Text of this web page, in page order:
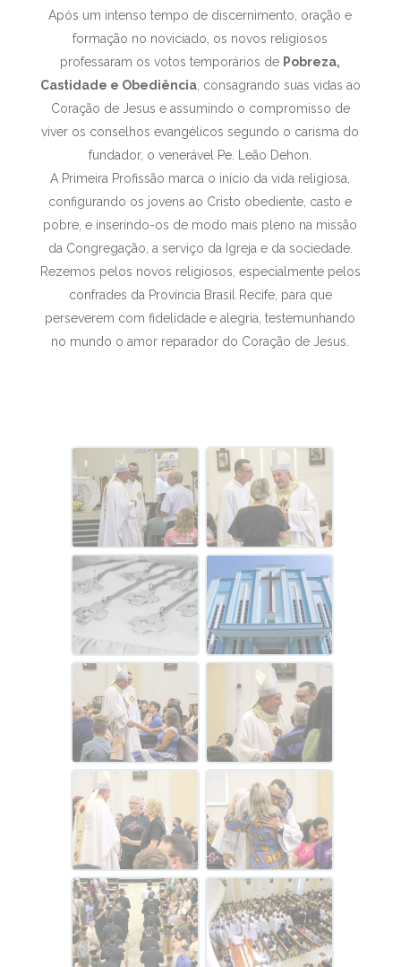
Após um intenso tempo de discernimento, oração e
formação no noviciado, os novos religiosos
professaram os votos temporários de Pobreza,
Castidade e Obediência, consagrando suas vidas ao
Coração de Jesus e assumindo o compromisso de
viver os conselhos evangélicos segundo o carisma do
fundador, o venerável Pe. Leão Dehon.
A Primeira Profissão marca o início da vida religiosa,
configurando os jovens ao Cristo obediente, casto e
pobre, e inserindo-os de modo mais pleno na missão
da Congregação, a serviço da Igreja e da sociedade.
Rezemos pelos novos religiosos, especialmente pelos
confrades da Província Brasil Recife, para que
perseverem com fidelidade e alegria, testemunhando
no mundo o amor reparador do Coração de Jesus.